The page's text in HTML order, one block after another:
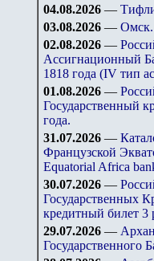
04.08.2026 —
03.08.2026 — Омск.
02.08.2026 —
Ассигнационный
1818 года (IV тип
01.08.2026 —
Государственный
года.
31.07.2026 —
Французской
Equatorial Africa
30.07.2026 —
Государственных
кредитный билет 3
29.07.2026 —
Государственного